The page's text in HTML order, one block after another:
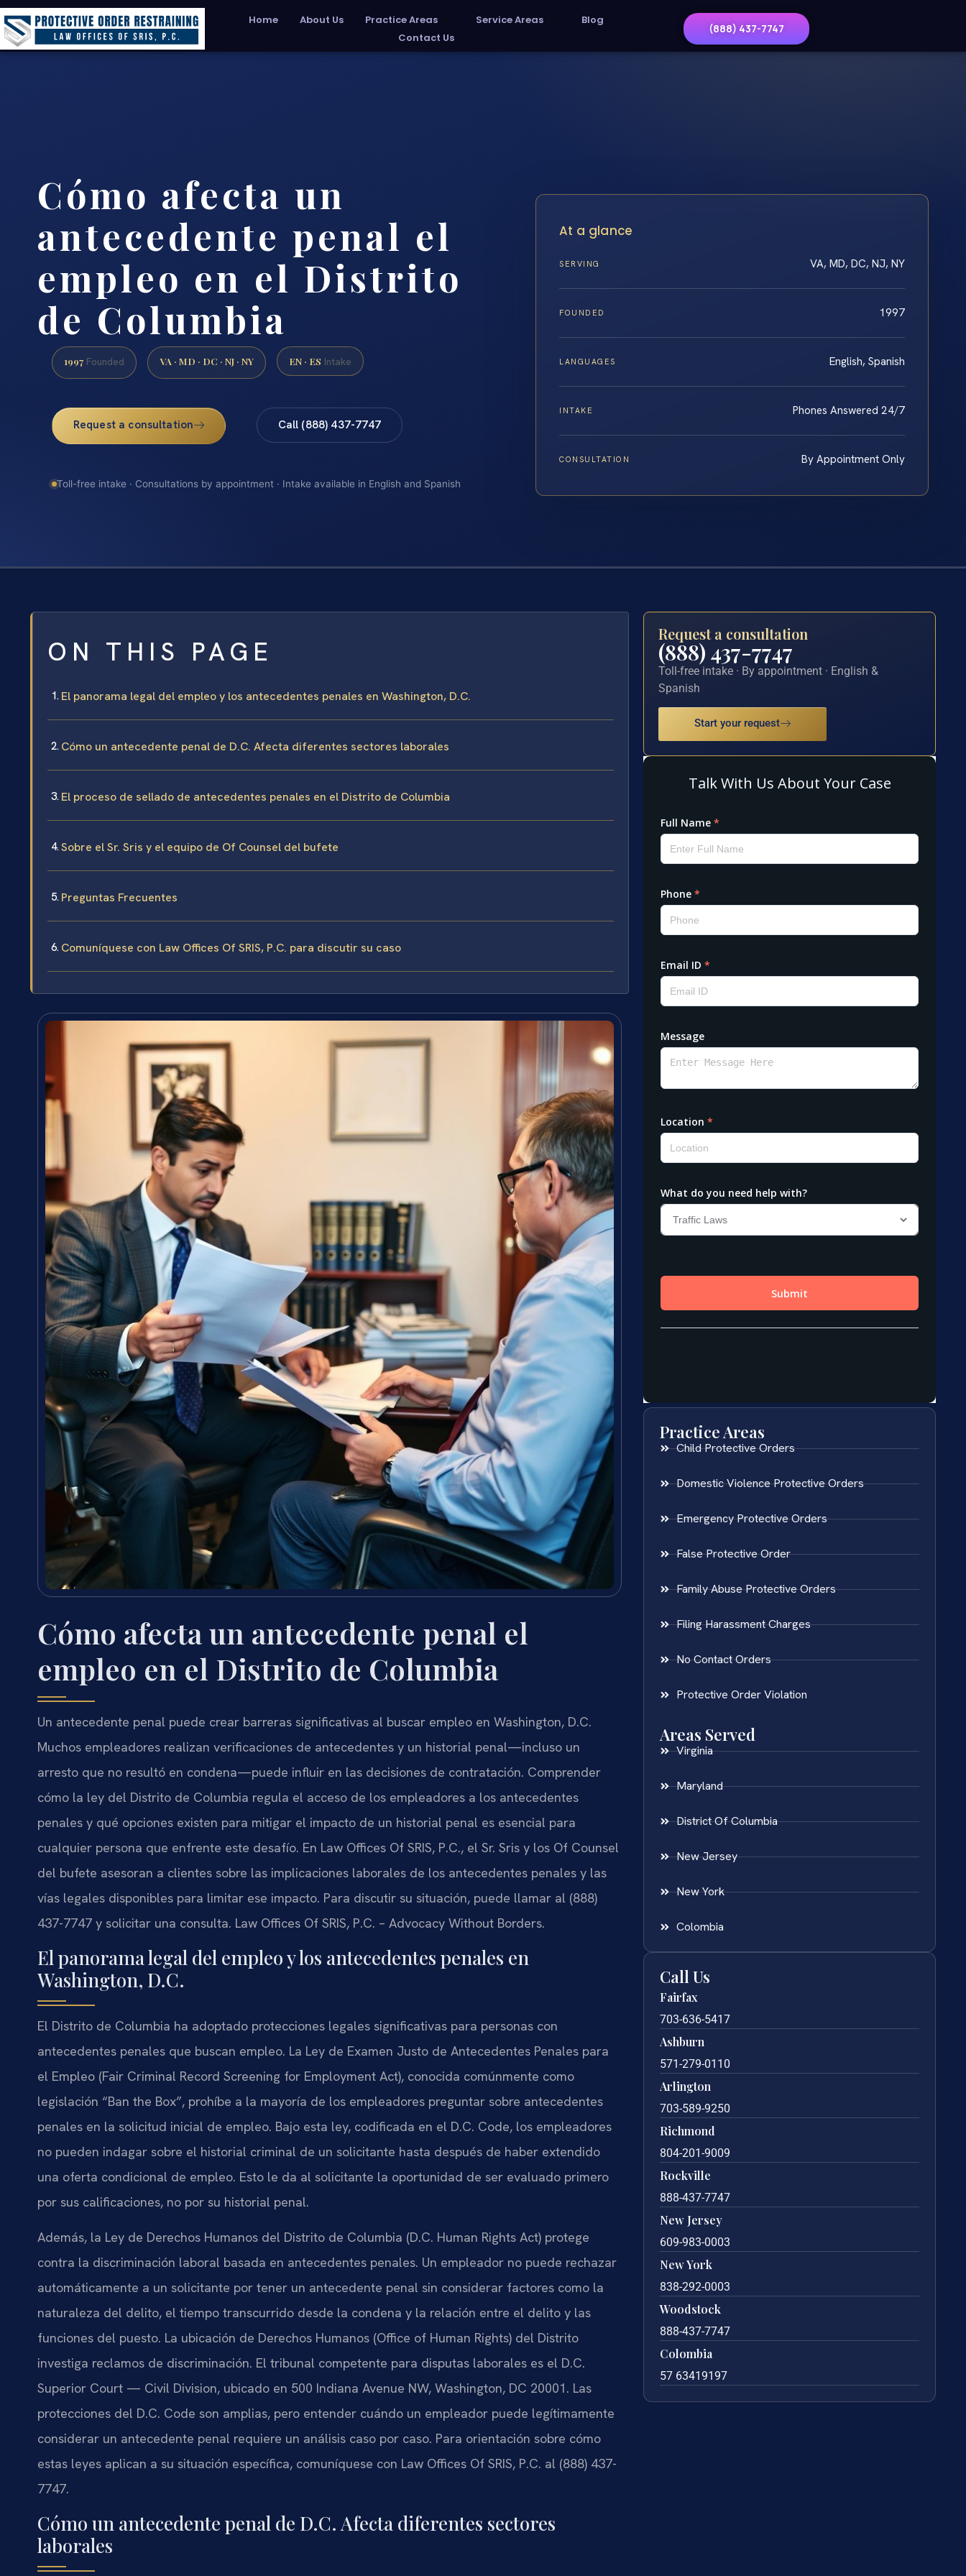
Home About Us Practice Areas Service Areas
Blog
Contact Us
(888) 437-7747
Cómo afecta un
antecedente penal el
empleo en el Distrito
de Columbia
1997 Founded VA · MD · DC · NJ · NY EN · ES Intake
Request a consultation Call (888) 437-7747
Toll-free intake · Consultations by appointment · Intake available in English and Spanish
At a glance
SERVING VA, MD, DC, NJ, NY
FOUNDED 1997
LANGUAGES English, Spanish
INTAKE Phones Answered 24/7
CONSULTATION By Appointment Only
ON THIS PAGE
El panorama legal del empleo y los antecedentes penales en Washington, D.C.
Cómo un antecedente penal de D.C. Afecta diferentes sectores laborales
El proceso de sellado de antecedentes penales en el Distrito de Columbia
Sobre el Sr. Sris y el equipo de Of Counsel del bufete
Preguntas Frecuentes
Comuníquese con Law Offices Of SRIS, P.C. para discutir su caso
Cómo afecta un antecedente penal el
empleo en el Distrito de Columbia
Un antecedente penal puede crear barreras significativas al buscar empleo en Washington, D.C.
Muchos empleadores realizan verificaciones de antecedentes y un historial penal—incluso un
arresto que no resultó en condena—puede influir en las decisiones de contratación. Comprender
cómo la ley del Distrito de Columbia regula el acceso de los empleadores a los antecedentes
penales y qué opciones existen para mitigar el impacto de un historial penal es esencial para
cualquier persona que enfrente este desafío. En Law Offices Of SRIS, P.C., el Sr. Sris y los Of Counsel
del bufete asesoran a clientes sobre las implicaciones laborales de los antecedentes penales y las
vías legales disponibles para limitar ese impacto. Para discutir su situación, puede llamar al (888)
437-7747 y solicitar una consulta. Law Offices Of SRIS, P.C. – Advocacy Without Borders.
El panorama legal del empleo y los antecedentes penales en
Washington, D.C.
El Distrito de Columbia ha adoptado protecciones legales significativas para personas con
antecedentes penales que buscan empleo. La Ley de Examen Justo de Antecedentes Penales para
el Empleo (Fair Criminal Record Screening for Employment Act), conocida comúnmente como
legislación “Ban the Box”, prohíbe a la mayoría de los empleadores preguntar sobre antecedentes
penales en la solicitud inicial de empleo. Bajo esta ley, codificada en el D.C. Code, los empleadores
no pueden indagar sobre el historial criminal de un solicitante hasta después de haber extendido
una oferta condicional de empleo. Esto le da al solicitante la oportunidad de ser evaluado primero
por sus calificaciones, no por su historial penal.
Además, la Ley de Derechos Humanos del Distrito de Columbia (D.C. Human Rights Act) protege
contra la discriminación laboral basada en antecedentes penales. Un empleador no puede rechazar
automáticamente a un solicitante por tener un antecedente penal sin considerar factores como la
naturaleza del delito, el tiempo transcurrido desde la condena y la relación entre el delito y las
funciones del puesto. La ubicación de Derechos Humanos (Office of Human Rights) del Distrito
investiga reclamos de discriminación. El tribunal competente para disputas laborales es el D.C.
Superior Court — Civil Division, ubicado en 500 Indiana Avenue NW, Washington, DC 20001. Las
protecciones del D.C. Code son amplias, pero entender cuándo un empleador puede legítimamente
considerar un antecedente penal requiere un análisis caso por caso. Para orientación sobre cómo
estas leyes aplican a su situación específica, comuníquese con Law Offices Of SRIS, P.C. al (888) 437-
7747.
Cómo un antecedente penal de D.C. Afecta diferentes sectores
laborales
Request a consultation
(888) 437-7747
Toll-free intake · By appointment · English &
Spanish
Start your request
Practice Areas
Child Protective Orders
Domestic Violence Protective Orders
Emergency Protective Orders
False Protective Order
Family Abuse Protective Orders
Filing Harassment Charges
No Contact Orders
Protective Order Violation
Areas Served
Virginia
Maryland
District Of Columbia
New Jersey
New York
Colombia
Call Us
Fairfax
703-636-5417
Ashburn
571-279-0110
Arlington
703-589-9250
Richmond
804-201-9009
Rockville
888-437-7747
New Jersey
609-983-0003
New York
838-292-0003
Woodstock
888-437-7747
Colombia
57 63419197